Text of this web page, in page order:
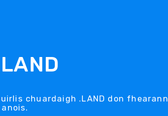
chuardaigh .LAND don fhearann